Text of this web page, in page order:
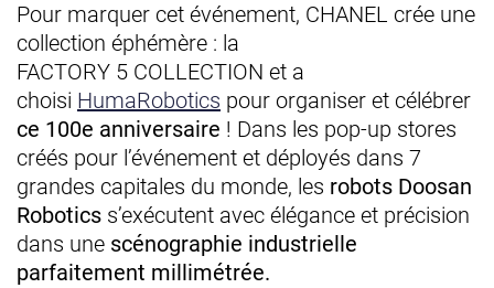
Pour marquer cet événement, CHANEL crée une
collection éphémère : la
FACTORY 5 COLLECTION et a
choisi HumaRobotics pour organiser et célébrer
ce 100e anniversaire ! Dans les pop-up stores
créés pour l’événement et déployés dans 7
grandes capitales du monde, les robots Doosan
Robotics s’exécutent avec élégance et précision
dans une scénographie industrielle
parfaitement millimétrée.